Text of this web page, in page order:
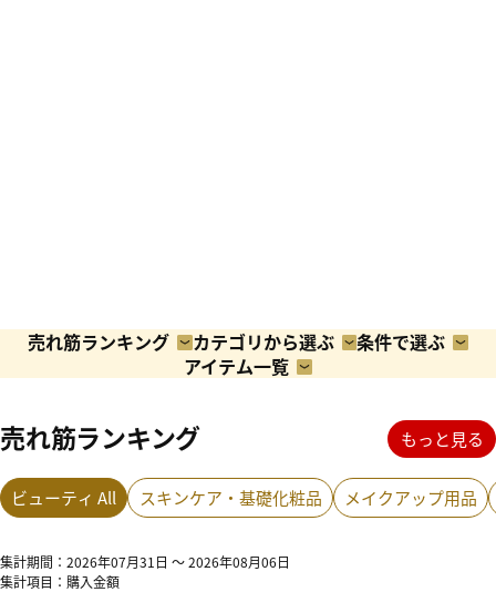
売れ筋ランキング カテゴリから選ぶ
条件で選ぶ
アイテム一覧
売れ筋ランキング もっと見る
ビューティ All スキンケア・基礎化粧品 メイクアップ用品
集計期間：2026年07月31日 ～ 2026年08月06日
集計項目：購入金額